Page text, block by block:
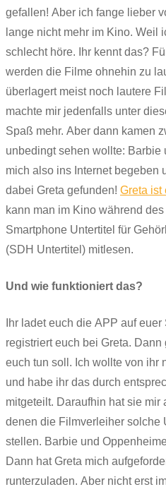
gefallen! Aber ich fange lieber
lange nicht mehr im Kino. Weil
schlecht höre. Ihr kennt das?
werden die Filme ohnehin zu
überlagert meist noch lautere
machte mir jedenfalls unter
Spaß mehr. Aber dann kamen
unbedingt sehen wollte: Barbie
mich also ins Internet begeben
dabei Greta gefunden! Greta ist
kann man im Kino während
Smartphone Untertitel für
(SDH Untertitel) mitlesen.
Und wie funktioniert das?
Ihr ladet euch die APP auf
registriert euch bei Greta.
euch tun soll. Ich wollte von ihr
und habe ihr das durch
mitgeteilt. Daraufhin hat sie mir
denen die Filmverleiher solche
stellen. Barbie und
Dann hat Greta mich
runterzuladen. Aber nicht erst